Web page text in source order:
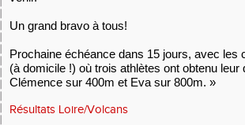
Un grand bravo à tous!
Prochaine échéance dans 15 jours, avec les
(à domicile !) où trois athlètes ont obtenu leur
Clémence sur 400m et Eva sur 800m. »
Résultats Loire/Volcans